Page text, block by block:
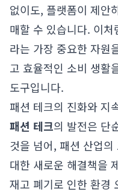
없이도, 플랫폼이 제안
매할 수 있습니다. 이
라는 가장 중요한 자원
고 효율적인 소비 생활
도구입니다.
패션 테크의 진화와 지
패션 테크의 발전은 단
것을 넘어, 패션 산업
대한 새로운 해결책을
재고 폐기로 인한 환경